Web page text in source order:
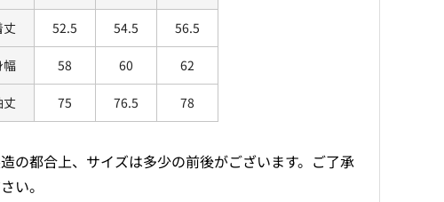
丈 52.5 54.5 56.5
幅 58 60 62
丈 75 76.5 78
の都合上、サイズは多少の前後がございます。ご了承
い。